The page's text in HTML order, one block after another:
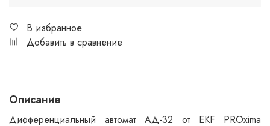
В избранное
Добавить в сравнение
Описание
Дифференциальный автомат АД-32 от EKF PROxima